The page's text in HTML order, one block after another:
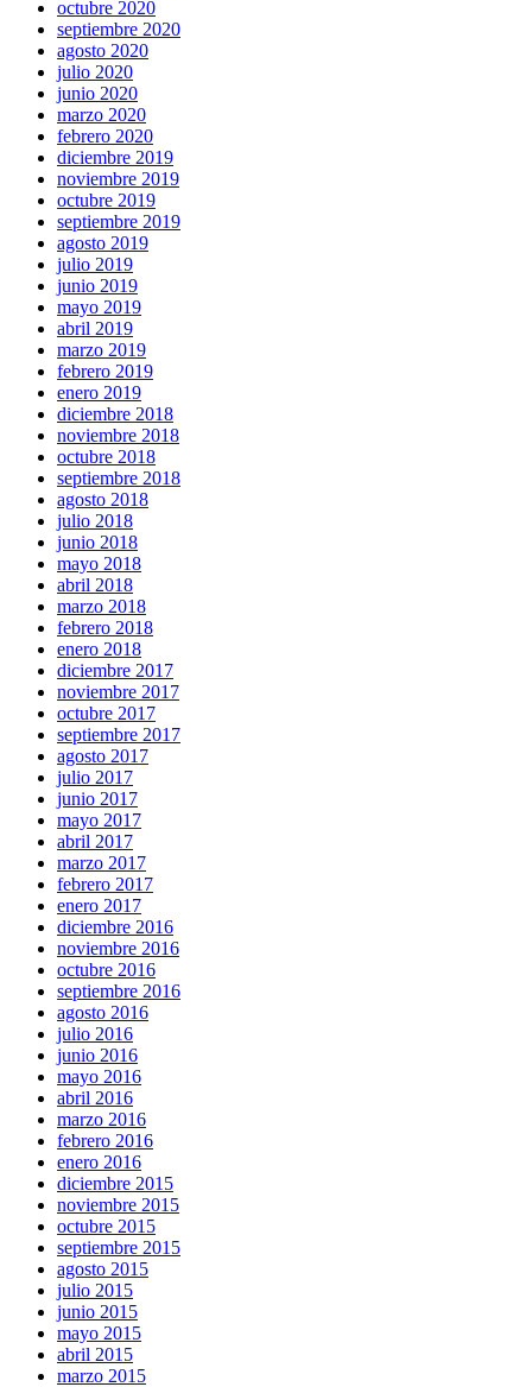
octubre 2020
septiembre 2020
agosto 2020
julio 2020
junio 2020
marzo 2020
febrero 2020
diciembre 2019
noviembre 2019
octubre 2019
septiembre 2019
agosto 2019
julio 2019
junio 2019
mayo 2019
abril 2019
marzo 2019
febrero 2019
enero 2019
diciembre 2018
noviembre 2018
octubre 2018
septiembre 2018
agosto 2018
julio 2018
junio 2018
mayo 2018
abril 2018
marzo 2018
febrero 2018
enero 2018
diciembre 2017
noviembre 2017
octubre 2017
septiembre 2017
agosto 2017
julio 2017
junio 2017
mayo 2017
abril 2017
marzo 2017
febrero 2017
enero 2017
diciembre 2016
noviembre 2016
octubre 2016
septiembre 2016
agosto 2016
julio 2016
junio 2016
mayo 2016
abril 2016
marzo 2016
febrero 2016
enero 2016
diciembre 2015
noviembre 2015
octubre 2015
septiembre 2015
agosto 2015
julio 2015
junio 2015
mayo 2015
abril 2015
marzo 2015